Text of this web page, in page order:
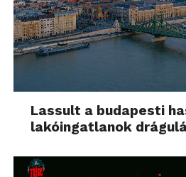
Lassult a budapesti
lakóingatlanok